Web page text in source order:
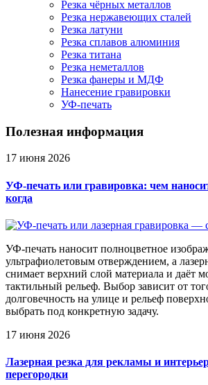
Резка чёрных металлов
Резка нержавеющих сталей
Резка латуни
Резка сплавов алюминия
Резка титана
Резка неметаллов
Резка фанеры и МДФ
Нанесение гравировки
УФ-печать
Полезная информация
17 июня 2026
УФ-печать или гравировка: чем
когда
УФ-печать наносит полноцветное
ультрафиолетовым отверждением, а
снимает верхний слой материала и даёт
тактильный рельеф. Выбор зависит от
долговечность на улице и рельеф
выбрать под конкретную задачу.
17 июня 2026
Лазерная резка для рекламы и
перегородки